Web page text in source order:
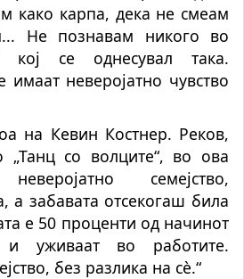
како карпа, дека не смеам
Не познавам никого во
кој се однесувал така.
имаат неверојатно чувство
на Кевин Костнер. Реков,
„Танц со волците“, во ова
семејство,
а забавата отсекогаш била
е 50 проценти од начинот
уживаат во работите.
без разлика на сè.“